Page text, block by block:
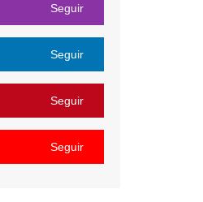
Seguir
Seguir
Seguir
Seguir